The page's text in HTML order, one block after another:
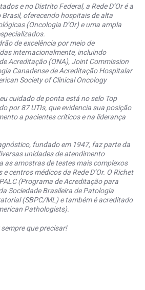
e no Distrito Federal, a Rede D’Or é a
Brasil, oferecendo hospitais de alta
(Oncologia D’Or) e uma ampla
de excelência por meio de
internacionalmente, incluindo
Acreditação (ONA), Joint Commission
Canadense de Acreditação Hospitalar
Society of Clinical Oncology
cuidado de ponta está no selo Top
por 87 UTIs, que evidencia sua posição
a pacientes críticos e na liderança
fundado em 1947, faz parte da
unidades de atendimento
as amostras de testes mais complexos
centros médicos da Rede D’Or. O Richet
(Programa de Acreditação para
Sociedade Brasileira de Patologia
(SBPC/ML) e também é acreditado
Pathologists).
sempre que precisar!